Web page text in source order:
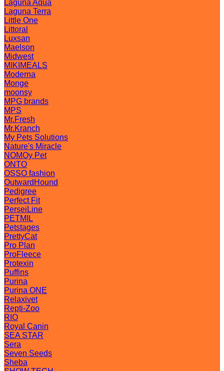
Laguna Aqua
Laguna Terra
Little One
Littoral
Luxsan
Maelson
Midwest
MIKIMEALS
Moderna
Monge
moonsy
MPG brands
MPS
Mr.Fresh
Mr.Kranch
My Pets Solutions
Nature's Miracle
NOMOy Pet
ONTO
OSSO fashion
OutwardHound
Pedigree
Perfect Fit
PerseiLine
PETMIL
Petstages
PrettyCat
Pro Plan
ProFleece
Protexin
Puffins
Purina
Purina ONE
Relaxivet
Repti-Zoo
RIO
Royal Canin
SEA STAR
Sera
Seven Seeds
Sheba